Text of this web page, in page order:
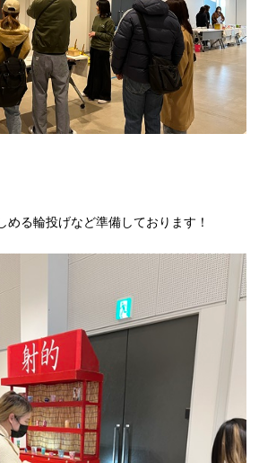
める輪投げなど準備しております！